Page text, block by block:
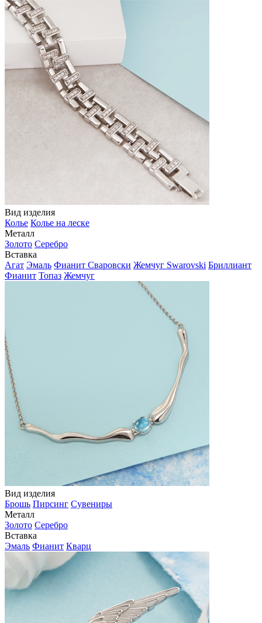
Вид изделия
Колье Колье на леске
Металл
Золото Серебро
Вставка
Агат Эмаль Фианит Сваровски Жемчуг Swarovski Бриллиант
Фианит Топаз Жемчуг
Вид изделия
Брошь Пирсинг Сувениры
Металл
Золото Серебро
Вставка
Эмаль Фианит Кварц